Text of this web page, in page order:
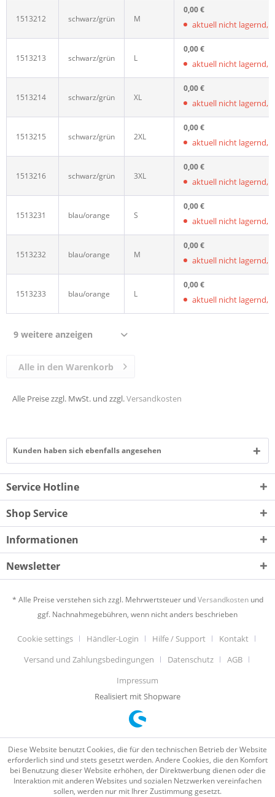
1513212 schwarz/grün M
0,00 €
aktuell nicht lagernd,
1513213 schwarz/grün L
0,00 €
aktuell nicht lagernd,
1513214 schwarz/grün XL
0,00 €
aktuell nicht lagernd,
1513215 schwarz/grün 2XL
0,00 €
aktuell nicht lagernd,
1513216 schwarz/grün 3XL
0,00 €
aktuell nicht lagernd,
1513231 blau/orange S
0,00 €
aktuell nicht lagernd,
1513232 blau/orange M
0,00 €
aktuell nicht lagernd,
1513233 blau/orange L
0,00 €
aktuell nicht lagernd,
Alle Preise zzgl. MwSt. und zzgl.Versandkosten
9 weitere anzeigen
Alle in den Warenkorb
Kunden haben sich ebenfalls angesehen
Service Hotline
Shop Service
Informationen
Newsletter
* Alle Preise verstehen sich zzgl. Mehrwertsteuer undVersandkostenund
ggf. Nachnahmegebühren, wenn nicht anders beschrieben
Cookie settings Händler-Login Hilfe / Support
Kontakt
Versand und Zahlungsbedingungen
Datenschutz
AGB
Impressum
Realisiert mit Shopware
Diese Website benutzt Cookies, die für den technischen Betrieb der Website
erforderlich sind und stets gesetzt werden. Andere Cookies, die den Komfort
bei Benutzung dieser Website erhöhen, der Direktwerbung dienen oder die
Interaktion mit anderen Websites und sozialen Netzwerken vereinfachen
sollen, werden nur mit Ihrer Zustimmung gesetzt.